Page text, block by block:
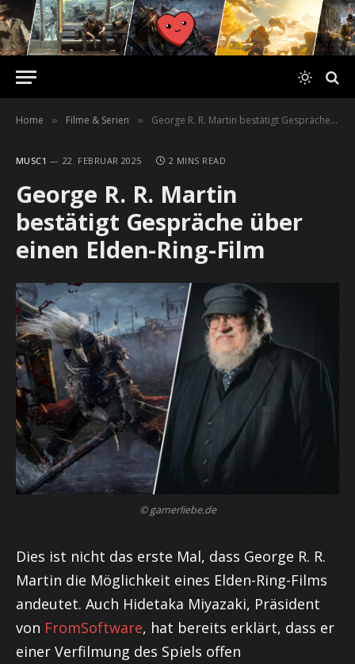
Home » Filme & Serien » George R. R. Martin bestätigt Gespräche über einen Elden-Ring-Film
MUSC1 22. FEBRUAR 2025 2 MINS READ
George R. R. Martin
bestätigt Gespräche über
einen Elden-Ring-Film
© gamerliebe.de
Dies ist nicht das erste Mal, dass George R. R.
Martin die Möglichkeit eines Elden-Ring-Films
andeutet. Auch Hidetaka Miyazaki, Präsident
von FromSoftware, hat bereits erklärt, dass er
einer Verfilmung des Spiels offen